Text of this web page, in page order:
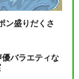
ン盛りだくさ
バラエティな